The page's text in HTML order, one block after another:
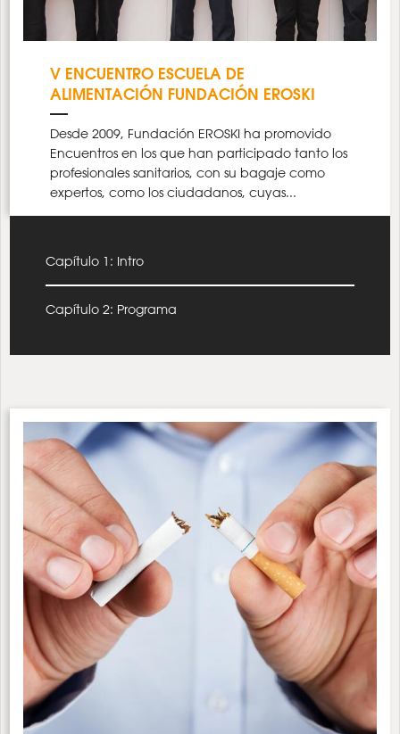
V ENCUENTRO ESCUELA DE
ALIMENTACIÓN FUNDACIÓN EROSKI
Desde 2009, Fundación EROSKI ha promovido
Encuentros en los que han participado tanto los
profesionales sanitarios, con su bagaje como
expertos, como los ciudadanos, cuyas...
Capítulo 1: Intro
Capítulo 2: Programa